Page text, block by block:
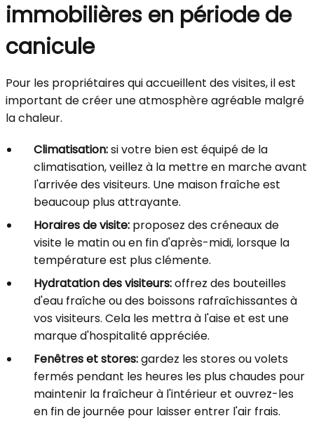
immobilières en période de
canicule
Pour les propriétaires qui accueillent des visites, il est
important de créer une atmosphère agréable malgré
la chaleur.
Climatisation:si votre bien est équipé de la
climatisation, veillez à la mettre en marche avant
l'arrivée des visiteurs. Une maison fraîche est
beaucoup plus attrayante.
Horaires de visite: proposez des créneaux de
visite le matin ou en fin d'après-midi, lorsque la
température est plus clémente.
Hydratation des visiteurs:offrez des bouteilles
d'eau fraîche ou des boissons rafraîchissantes à
vos visiteurs. Cela les mettra à l'aise et est une
marque d'hospitalité appréciée.
Fenêtres et stores:gardez les stores ou volets
fermés pendant les heures les plus chaudes pour
maintenir la fraîcheur à l'intérieur et ouvrez-les
en fin de journée pour laisser entrer l'air frais.